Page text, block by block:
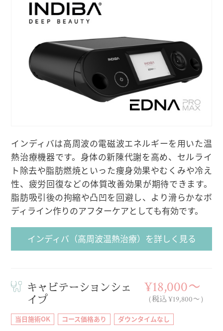
インディバは高周波の電磁波エネルギーを用いた温
熱治療機器です。身体の新陳代謝を高め、セルライ
ト除去や脂肪燃焼といった痩身効果やむくみや冷え
性、疲労回復などの体質改善効果が期待できます。
脂肪吸引後の拘縮や凸凹を回避し、より滑らかなボ
ディライン作りのアフターケアとしても有効です。
インディバ（高周波温熱治療）を詳しく見る
キャビテーションシェ
イプ
¥18,000〜
（税込 ¥19,800〜）
当日施術OK コース価格あり ダウンタイムなし